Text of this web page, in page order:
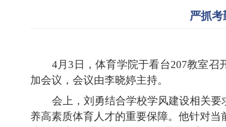
严抓
4月3日，体育学院于看台207教室
加会议，会议由李晓婷主持。
会上，刘勇结合学校学风建设相关
养高素质体育人才的重要保障。他针对